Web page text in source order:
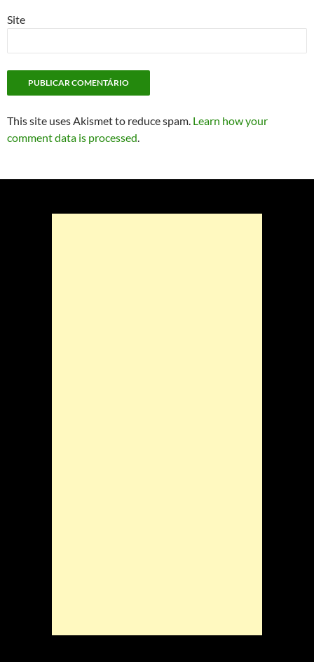
Site
This site uses Akismet to reduce spam. Learn how your
comment data is processed.